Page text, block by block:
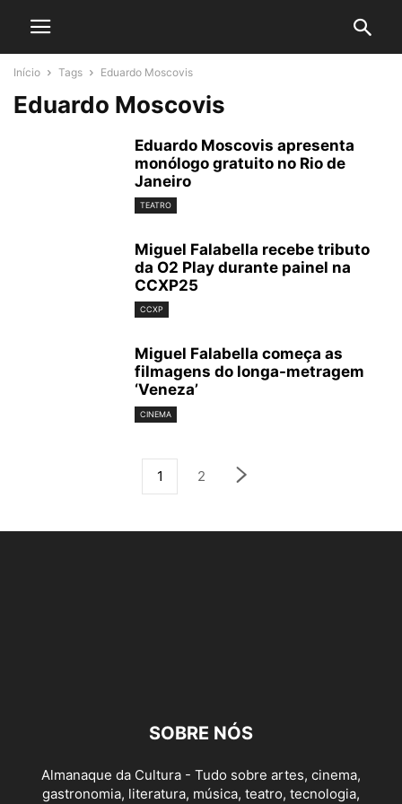
Início Tags Eduardo Moscovis
Eduardo Moscovis
Eduardo Moscovis apresenta
monólogo gratuito no Rio de
Janeiro
TEATRO
Miguel Falabella recebe tributo
da O2 Play durante painel na
CCXP25
CCXP
Miguel Falabella começa as
filmagens do longa-metragem
‘Veneza’
CINEMA
1 2
SOBRE NÓS
Almanaque da Cultura - Tudo sobre artes, cinema,
gastronomia, literatura, música, teatro, tecnologia,